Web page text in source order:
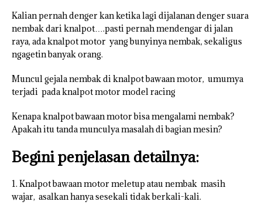
Kalian pernah denger kan ketika lagi dijalanan denger suara
nembak dari knalpot….pasti pernah mendengar di jalan
raya, ada knalpot motor yang bunyinya nembak, sekaligus
ngagetin banyak orang.
Muncul gejala nembak di knalpot bawaan motor, umumya
terjadi pada knalpot motor model racing
Kenapa knalpot bawaan motor bisa mengalami nembak?
Apakah itu tanda munculya masalah di bagian mesin?
Begini penjelasan detailnya:
1. Knalpot bawaan motor meletup atau nembak masih
wajar, asalkan hanya sesekali tidak berkali-kali.